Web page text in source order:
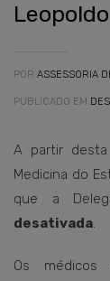
POR ASSESSORIA
PUBLICADO EM
A partir desta
Medicina do
que a
desativada.
Os